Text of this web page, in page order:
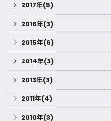
2017年(5)
2016年(3)
2015年(6)
2014年(3)
2013年(3)
2011年(4)
2010年(3)